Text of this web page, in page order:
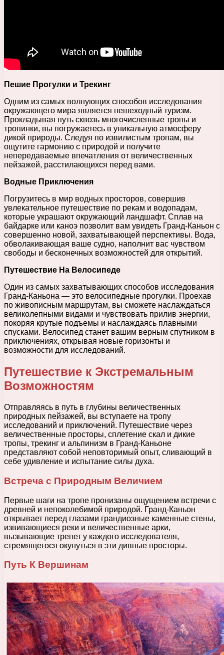
Пешие Прогулки и Трекинг
Одним из самых волнующих способов исследования
окружающего мира является пешеходный туризм.
Прокладывая путь сквозь многочисленные тропы и
тропинки, вы погружаетесь в уникальную атмосферу
дикой природы. Следуя по извилистым тропам, вы
ощутите гармонию с природой и получите
непередаваемые впечатления от величественных
пейзажей, расстилающихся перед вами.
Водные Приключения
Погрузитесь в мир водных просторов, совершив
увлекательное путешествие по рекам и водопадам,
которые украшают окружающий ландшафт. Сплав на
байдарке или каноэ позволит вам увидеть Гранд-Каньон с
совершенно новой, захватывающей перспективы. Вода,
обволакивающая ваше судно, наполнит вас чувством
свободы и бесконечных возможностей для открытий.
Путешествие На Велосипеде
Один из самых захватывающих способов исследования
Гранд-Каньона — это велосипедные прогулки. Проехав
по живописным маршрутам, вы сможете наслаждаться
великолепными видами и чувствовать прилив энергии,
покоряя крутые подъемы и наслаждаясь плавными
спусками. Велосипед станет вашим верным спутником в
приключениях, открывая новые горизонты и
возможности для исследований.
Путешествие к Экстремальным
Возможностям
Отправляясь в путь в глубины величественных
природных пейзажей, вы вступаете на тропу
исследований и приключений. Путешествие через
величественные просторы, сплетение скал и дикие
тропы, трекинг и альпинизм в Гранд-Каньоне
представляют собой неповторимый опыт, сливающий в
себе удивление и испытание силы духа.
Встреча с Природным Величием
Первые шаги на тропе пронизаны ощущением встречи с
древней и непоколебимой природой. Гранд-Каньон
открывает перед глазами грандиозные каменные стены,
извивающиеся реки и величественные арки,
вызывающие трепет у каждого исследователя,
стремящегося окунуться в эти дивные просторы.
Путь К Вершинам